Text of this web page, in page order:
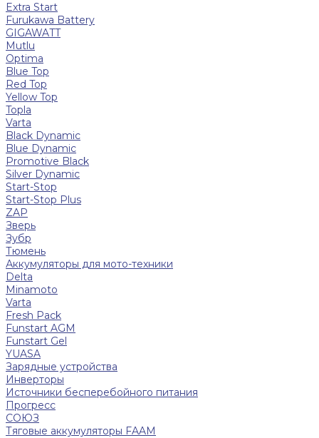
Extra Start
Furukawa Battery
GIGAWATT
Mutlu
Optima
Blue Top
Red Top
Yellow Top
Topla
Varta
Black Dynamic
Blue Dynamic
Promotive Black
Silver Dynamic
Start-Stop
Start-Stop Plus
ZAP
Зверь
Зубр
Тюмень
Аккумуляторы для мото-техники
Delta
Minamoto
Varta
Fresh Pack
Funstart AGM
Funstart Gel
YUASA
Зарядные устройства
Инверторы
Источники бесперебойного питания
Прогресс
СОЮЗ
Тяговые аккумуляторы FAAM